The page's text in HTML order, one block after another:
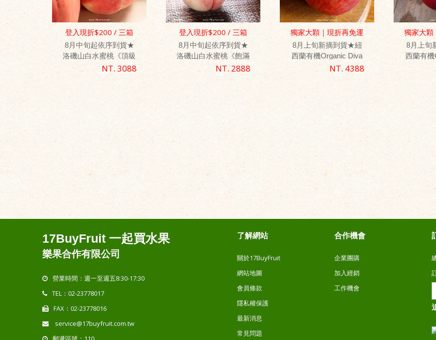
登入現折$200 / 三箱
免運優惠
8月中旬起依序到貨★
洛磯山白水蜜桃《頂級
箱》/ 14顆裝NT. 3088
登入現折$200 / 三箱
免運優惠
8月中旬起依序到貨★
洛磯山白水蜜桃《飽滿
箱》/ 16-18顆裝
NT. 2888
獨家大顆｜現折再免運
8月上旬新摘到貨★紐
西蘭有機Organic Diva
天后蘋果NT. 4388
獨家大顆
8月上旬
西蘭有
17BuyFruit 一起買水果
樂果合作有限公司
營業時間：週一至週五8:30-17:30
TEL：02-23778017
FAX：02-23778016
service@17buyfruit.com.tw
了解網站
關於17BuyFruit
網站地圖
會員條款
隱私權保護
最新消息
常見問題
合作機會
企業團購
加入經銷
工作機會